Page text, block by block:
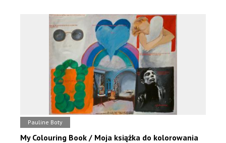
Pauline Boty
My Colouring Book / Moja książka do kolorowania